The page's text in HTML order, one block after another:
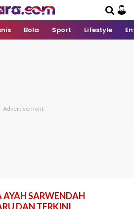
Bola Sport Lifestyle
SARWENDAH
DAN TERKINI